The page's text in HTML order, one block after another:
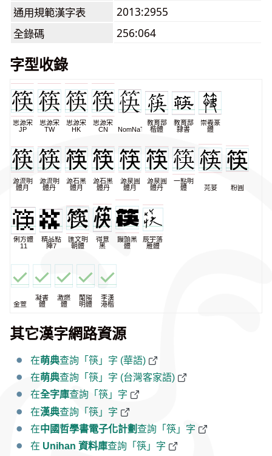
通用規範漢字表
2013:2955
全錄碼
256:064
字型收錄
思源宋
JP
思源宋
TW
思源宋
HK
思源宋
CN
NomNaTong
教育部
楷體
教育部
隸書
崇羲篆
體
源流明
體月
源流明
體丹
源石黑
體月
源石黑
體丹
源泉圓
體月
源泉圓
體丹
一點明
體
芫荽 粉圓
俐方體
11
精品點
陣7
匯文明
朝體
得意
黑
饅頭黑
體
辰宇落
雁體
金萱
凝書
體
激燃
體
蘭陽
明體
李漢
港楷
其它漢字網路資源
在萌典查詢「筷」字 (華語)
在萌典查詢「筷」字 (台灣客家語)
在全字庫查詢「筷」字
在漢典查詢「筷」字
在中國哲學書電子化計劃查詢「筷」字
在 Unihan 資料庫查詢「筷」字